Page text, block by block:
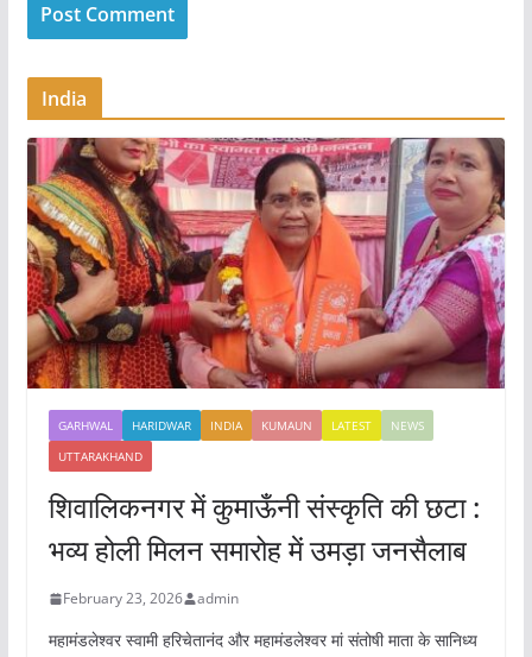
India
GARHWAL HARIDWAR INDIA KUMAUN LATEST
NEWS
UTTARAKHAND
शिवालिकनगर में कुमाऊँनी संस्कृति की छटा :
भव्य होली मिलन समारोह में उमड़ा जनसैलाब
February 23, 2026 admin
महामंडलेश्वर स्वामी हरिचेतानंद और महामंडलेश्वर मां संतोषी माता के सानिध्य